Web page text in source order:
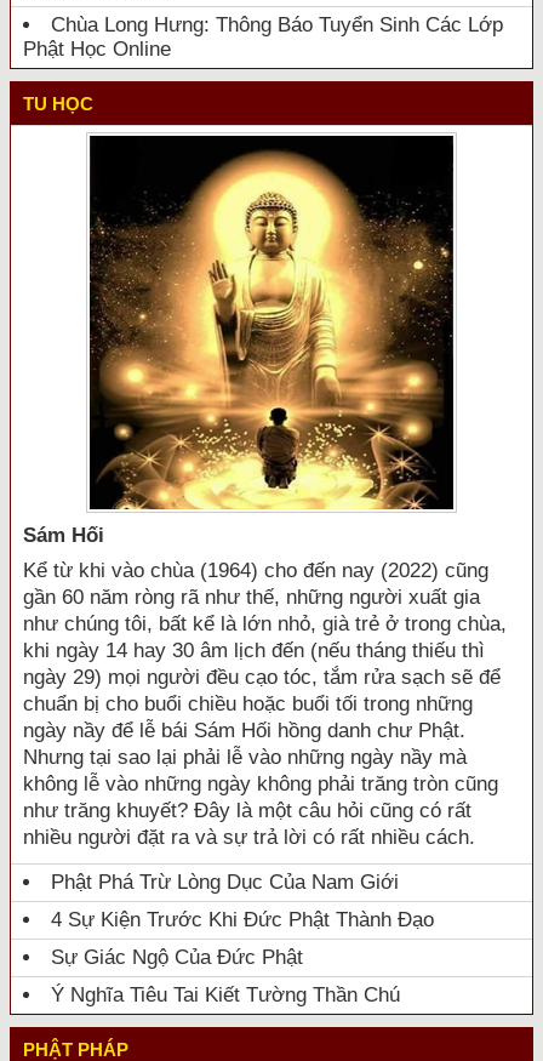
Chùa Long Hưng: Thông Báo Tuyển Sinh Các Lớp
Phật Học Online
TU HỌC
Sám Hối
Kể từ khi vào chùa (1964) cho đến nay (2022) cũng
gần 60 năm ròng rã như thế, những người xuất gia
như chúng tôi, bất kể là lớn nhỏ, già trẻ ở trong chùa,
khi ngày 14 hay 30 âm lịch đến (nếu tháng thiếu thì
ngày 29) mọi người đều cạo tóc, tắm rửa sạch sẽ để
chuẩn bị cho buổi chiều hoặc buổi tối trong những
ngày nầy để lễ bái Sám Hối hồng danh chư Phật.
Nhưng tại sao lại phải lễ vào những ngày nầy mà
không lễ vào những ngày không phải trăng tròn cũng
như trăng khuyết? Đây là một câu hỏi cũng có rất
nhiều người đặt ra và sự trả lời có rất nhiều cách.
Phật Phá Trừ Lòng Dục Của Nam Giới
4 Sự Kiện Trước Khi Đức Phật Thành Đạo
Sự Giác Ngộ Của Đức Phật
Ý Nghĩa Tiêu Tai Kiết Tường Thần Chú
PHẬT PHÁP